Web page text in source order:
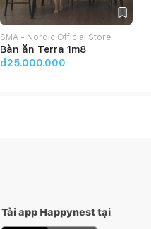
SMA - Nordic Official Store
Bàn ăn Terra 1m8
đ25.000.000
Tải app Happynest tại